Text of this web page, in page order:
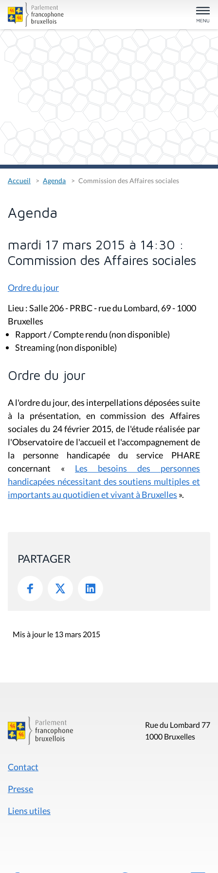
Accueil Agenda Commission des Affaires sociales
Agenda
mardi 17 mars 2015 à 14:30 :
Commission des Affaires sociales
Ordre du jour
Lieu : Salle 206 - PRBC - rue du Lombard, 69 - 1000
Bruxelles
Rapport / Compte rendu (non disponible)
Streaming (non disponible)
Ordre du jour
A l'ordre du jour, des interpellations déposées suite
à la présentation, en commission des Affaires
sociales du 24 février 2015, de l'étude réalisée par
l'Observatoire de l'accueil et l'accompagnement de
la personne handicapée du service PHARE
concernant « Les besoins des personnes
handicapées nécessitant des soutiens multiples et
importants au quotidien et vivant à Bruxelles ».
PARTAGER
Mis à jour le 13 mars 2015
Rue du Lombard 77
1000 Bruxelles
Contact
Presse
Liens utiles